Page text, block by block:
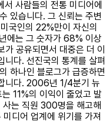
사람들의 전통 미디어에
있습니다. 그 신뢰는 주변
국인의 22%만이 자신의
에는 그 숫자가 68% 이상
공유되면서 대중은 더 이
니다. 선진국의 통계를 살펴
하나인 블로그가 급증하면
니다. 2006년 1/4분기 뉴
11%의 이익이 줄었고 발
는 직원 300명을 해고해
디어 업계에 위기를 가져